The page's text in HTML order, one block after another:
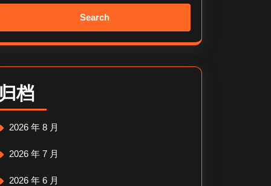
档
2026 年 8 月
2026 年 7 月
2026 年 6 月